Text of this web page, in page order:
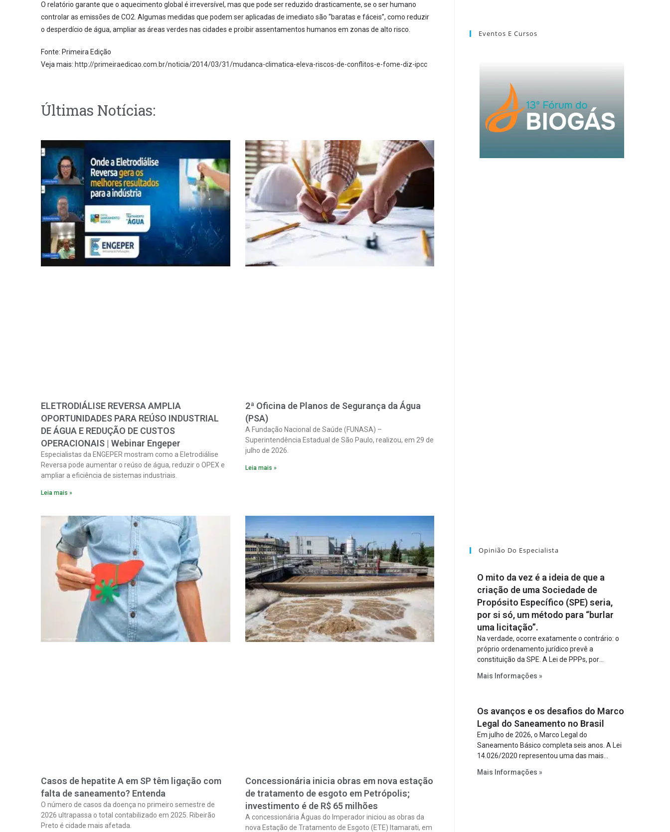
O relatório garante que o aquecimento global é irreversível, mas que pode ser reduzido drasticamente, se o ser humano
controlar as emissões de CO2. Algumas medidas que podem ser aplicadas de imediato são “baratas e fáceis”, como reduzir
o desperdício de água, ampliar as áreas verdes nas cidades e proibir assentamentos humanos em zonas de alto risco.
Fonte: Primeira Edição
Veja mais: http://primeiraedicao.com.br/noticia/2014/03/31/mudanca-climatica-eleva-riscos-de-conflitos-e-fome-diz-ipcc
Últimas Notícias:
ELETRODIÁLISE REVERSA AMPLIA
OPORTUNIDADES PARA REÚSO INDUSTRIAL
DE ÁGUA E REDUÇÃO DE CUSTOS
OPERACIONAIS | Webinar Engeper
Especialistas da ENGEPER mostram como a Eletrodiálise
Reversa pode aumentar o reúso de água, reduzir o OPEX e
ampliar a eficiência de sistemas industriais.
Leia mais »
2ª Oficina de Planos de Segurança da Água
(PSA)
A Fundação Nacional de Saúde (FUNASA) –
Superintendência Estadual de São Paulo, realizou, em 29 de
julho de 2026.
Leia mais »
Casos de hepatite A em SP têm ligação com
falta de saneamento? Entenda
O número de casos da doença no primeiro semestre de
2026 ultrapassa o total contabilizado em 2025. Ribeirão
Preto é cidade mais afetada.
Concessionária inicia obras em nova estação
de tratamento de esgoto em Petrópolis;
investimento é de R$ 65 milhões
A concessionária Águas do Imperador iniciou as obras da
nova Estação de Tratamento de Esgoto (ETE) Itamarati, em
Eventos E Cursos
Opinião Do Especialista
O mito da vez é a ideia de que a
criação de uma Sociedade de
Propósito Específico (SPE) seria,
por si só, um método para “burlar
uma licitação”.
Na verdade, ocorre exatamente o contrário: o
próprio ordenamento jurídico prevê a
constituição da SPE. A Lei de PPPs, por
constitua uma SPE para implantar e gerir o
Lei de Concessões, a figura é facultativa e
sujeita a uma escolha racional de projeto a
projeto.
Mais Informações »
Os avanços e os desafios do Marco
Legal do Saneamento no Brasil
Em julho de 2026, o Marco Legal do
Saneamento Básico completa seis anos. A Lei
14.026/2020 representou uma das mais
estabelecer metas claras para a
Mais Informações »